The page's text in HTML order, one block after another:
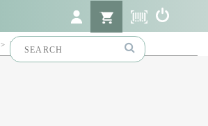
for:
>MPC10600.046.310